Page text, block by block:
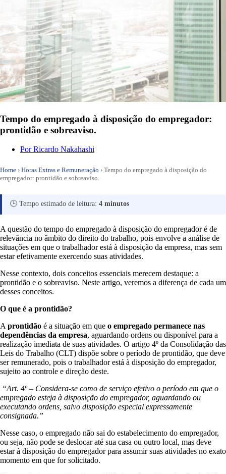
Tempo do empregado à disposição do empregador:
prontidão e sobreaviso.
PorRicardo Nakahashi
Home › Horas Extras e Remuneração › Tempo do empregado à disposição do
empregador: prontidão e sobreaviso.
🕒 Tempo estimado de leitura: 4 minutos
A questão do tempo do empregado à disposição do empregador é de
relevância no âmbito do direito do trabalho, pois envolve a análise de
situações em que o trabalhador está à disposição da empresa, mas sem
estar efetivamente exercendo suas atividades.
Nesse contexto, dois conceitos essenciais merecem destaque: a
prontidão e o sobreaviso. Neste artigo, veremos a diferença de cada um
desses conceitos.
O que é a prontidão?
Aprontidão é a situação em que o empregado permanece nas
dependências da empresa, aguardando ordens ou disponível para a
realização imediata de suas atividades. O artigo 4º da Consolidação das
Leis do Trabalho (CLT) dispõe sobre o período de prontidão, que deve
ser remunerado, pois o trabalhador está à disposição do empregador,
sujeito ao controle e direção deste.
“Art. 4º – Considera-se como de serviço efetivo o período em que o
empregado esteja à disposição do empregador, aguardando ou
executando ordens, salvo disposição especial expressamente
consignada.”
Nesse caso, o empregado não sai do estabelecimento do empregador,
ou seja, não pode se deslocar até sua casa ou outro local, mas deve
estar à disposição do empregador para assumir suas atividades no exato
momento em que for solicitado.